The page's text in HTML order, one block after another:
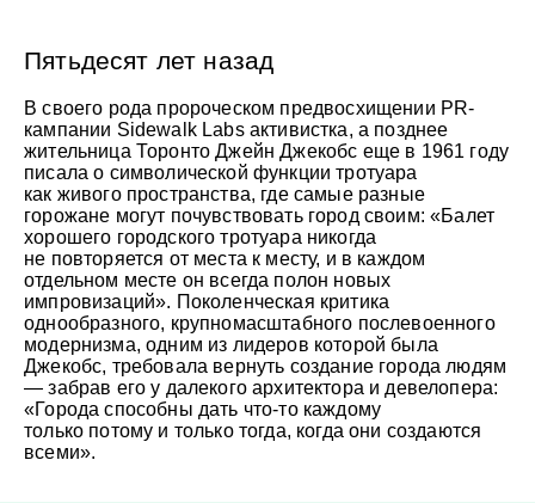
Пятьдесят лет назад
В своего рода пророческом предвосхищении PR-
кампании Sidewalk Labs активистка, а позднее
жительница Торонто Джейн Джекобс еще в 1961 году
писала о символической функции тротуара
как живого пространства, где самые разные
горожане могут почувствовать город своим: «Балет
хорошего городского тротуара никогда
не повторяется от места к месту, и в каждом
отдельном месте он всегда полон новых
импровизаций». Поколенческая критика
однообразного, крупномасштабного послевоенного
модернизма, одним из лидеров которой была
Джекобс, требовала вернуть создание города людям
— забрав его у далекого архитектора и девелопера:
«Города способны дать что-то каждому
только потому и только тогда, когда они создаются
всеми».